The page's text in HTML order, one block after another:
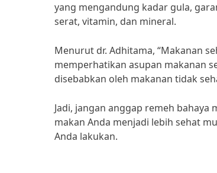
yang mengandung kadar gula,
serat, vitamin, dan mineral.
Menurut dr. Adhitama, “Makanan
memperhatikan asupan makanan
disebabkan oleh makanan tidak
Jadi, jangan anggap remeh
makan Anda menjadi lebih sehat
Anda lakukan.